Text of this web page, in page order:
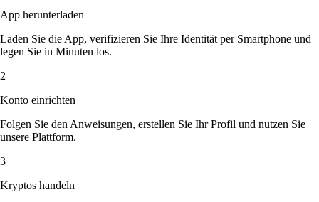
App herunterladen
Laden Sie die App, verifizieren Sie Ihre Identität per Smartphone und
legen Sie in Minuten los.
2
Konto einrichten
Folgen Sie den Anweisungen, erstellen Sie Ihr Profil und nutzen Sie
unsere Plattform.
3
Kryptos handeln